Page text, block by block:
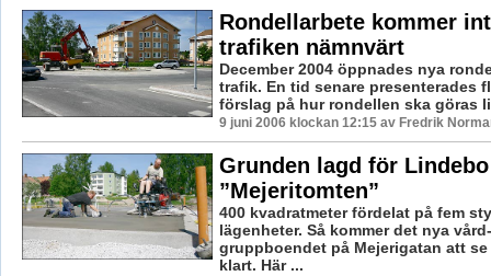
Rondellarbete kommer
trafiken nämnvärt
December 2004 öppnades nya
trafik. En tid senare presenterades
förslag på hur rondellen ska göras
9 juni 2006 klockan 12:15 av Fredrik
Grunden lagd för
”Mejeritomten”
400 kvadratmeter fördelat på fem
lägenheter. Så kommer det nya
gruppboendet på Mejerigatan att
klart. Här ...